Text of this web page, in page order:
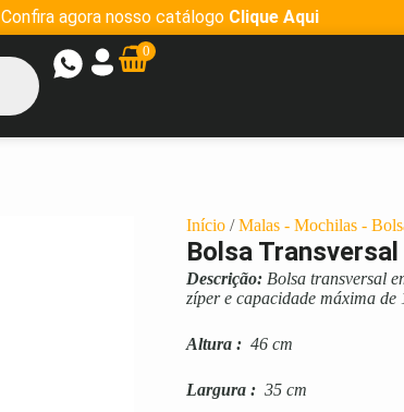
Confira agora nosso catálogo Clique Aqui
0
Início /Malas - Mochilas -
Bolsa
Descrição: Bolsa transversal
zíper e capacidade máxima de
Altura : 46 cm
Largura : 35 cm